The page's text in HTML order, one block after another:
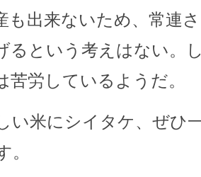
も出来ないため、常連
るという考えはない。
苦労しているようだ。
米にシイタケ、ぜひ
。